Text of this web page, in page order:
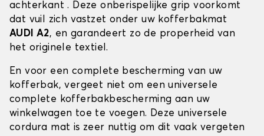
achterkant . Deze onberispelijke grip voorkomt
dat vuil zich vastzet onder uw kofferbakmat
AUDI A2, en garandeert zo de properheid van
het originele textiel.
En voor een complete bescherming van uw
kofferbak, vergeet niet om een universele
complete kofferbakbescherming aan uw
winkelwagen toe te voegen. Deze universele
cordura mat is zeer nuttig om dit vaak vergeten